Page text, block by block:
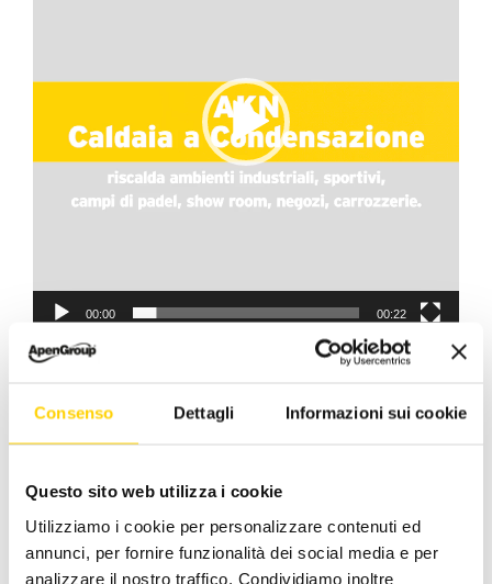
Consenso Dettagli Informazioni sui cookie
Questo sito web utilizza i cookie
Utilizziamo i cookie per personalizzare contenuti ed
annunci, per fornire funzionalità dei social media e per
analizzare il nostro traffico. Condividiamo inoltre
00:00 00:22
Tag: caldaia con aerotermo
caldaie
Facebook
X LinkedInWhatsAppPinterestEmail